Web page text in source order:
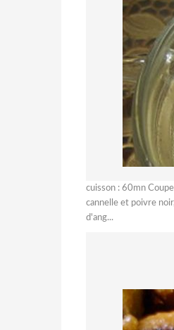
cuisson : 60mn
cannelle et poivre
d'ang...